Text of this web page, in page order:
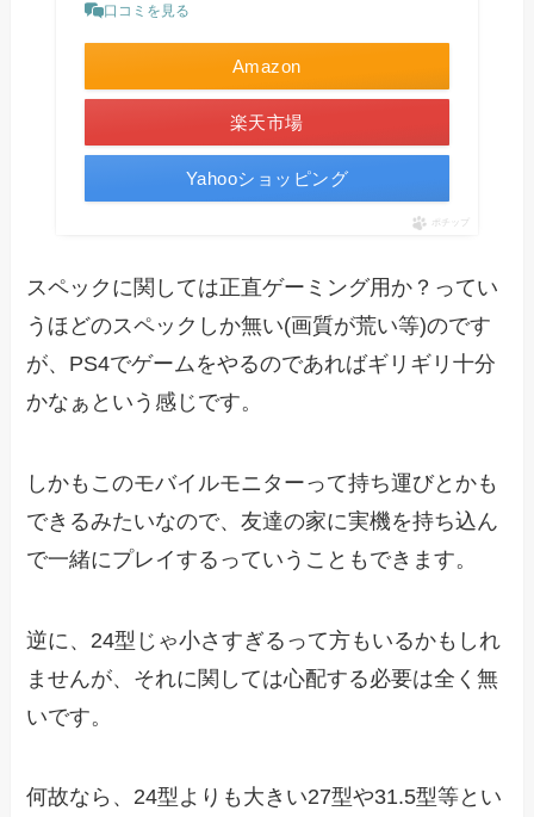
口コミを見る
Amazon
楽天市場
Yahooショッピング
ポチップ
スペックに関しては正直ゲーミング用か？ってい
うほどのスペックしか無い(画質が荒い等)のです
が、PS4でゲームをやるのであればギリギリ十分
かなぁという感じです。
しかもこのモバイルモニターって持ち運びとかも
できるみたいなので、友達の家に実機を持ち込ん
で一緒にプレイするっていうこともできます。
逆に、24型じゃ小さすぎるって方もいるかもしれ
ませんが、それに関しては心配する必要は全く無
いです。
何故なら、24型よりも大きい27型や31.5型等とい